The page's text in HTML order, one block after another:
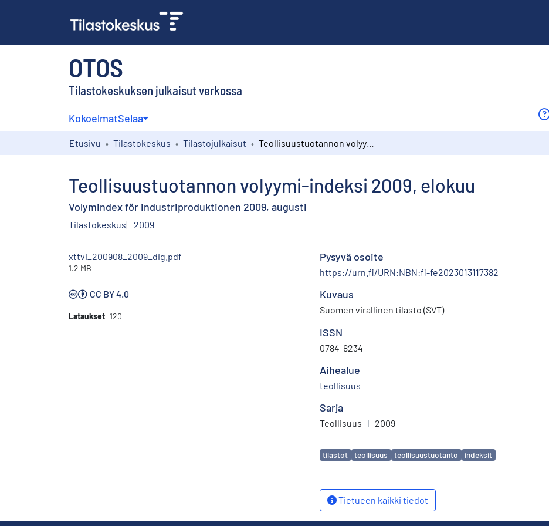
OTOS
Tilastokeskuksen julkaisut verkossa
KokoelmatSelaa
Etusivu Tilastokeskus Tilastojulkaisut
Teollisuustuotannon volyymi-indeksi 2009, elokuu
Volymindex för industriproduktionen 2009, augusti
Tilastokeskus 2009
xttvi_200908_2009_dig.pdf
1.2 MB
CC BY 4.0
Lataukset 120
Pysyvä osoite
https://urn.fi/URN:NBN:fi-fe2023013117382
Kuvaus
Suomen virallinen tilasto (SVT)
ISSN
0784-8234
Aihealue
teollisuus
Sarja
Teollisuus | 2009
Avainsanat
tilastot teollisuus teollisuustuotanto indeksit
Tietueen kaikki tiedot